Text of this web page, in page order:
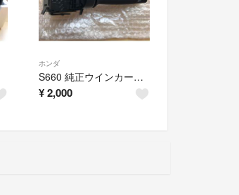
ホンダ
S660 純正ウインカーレバー
¥2,000